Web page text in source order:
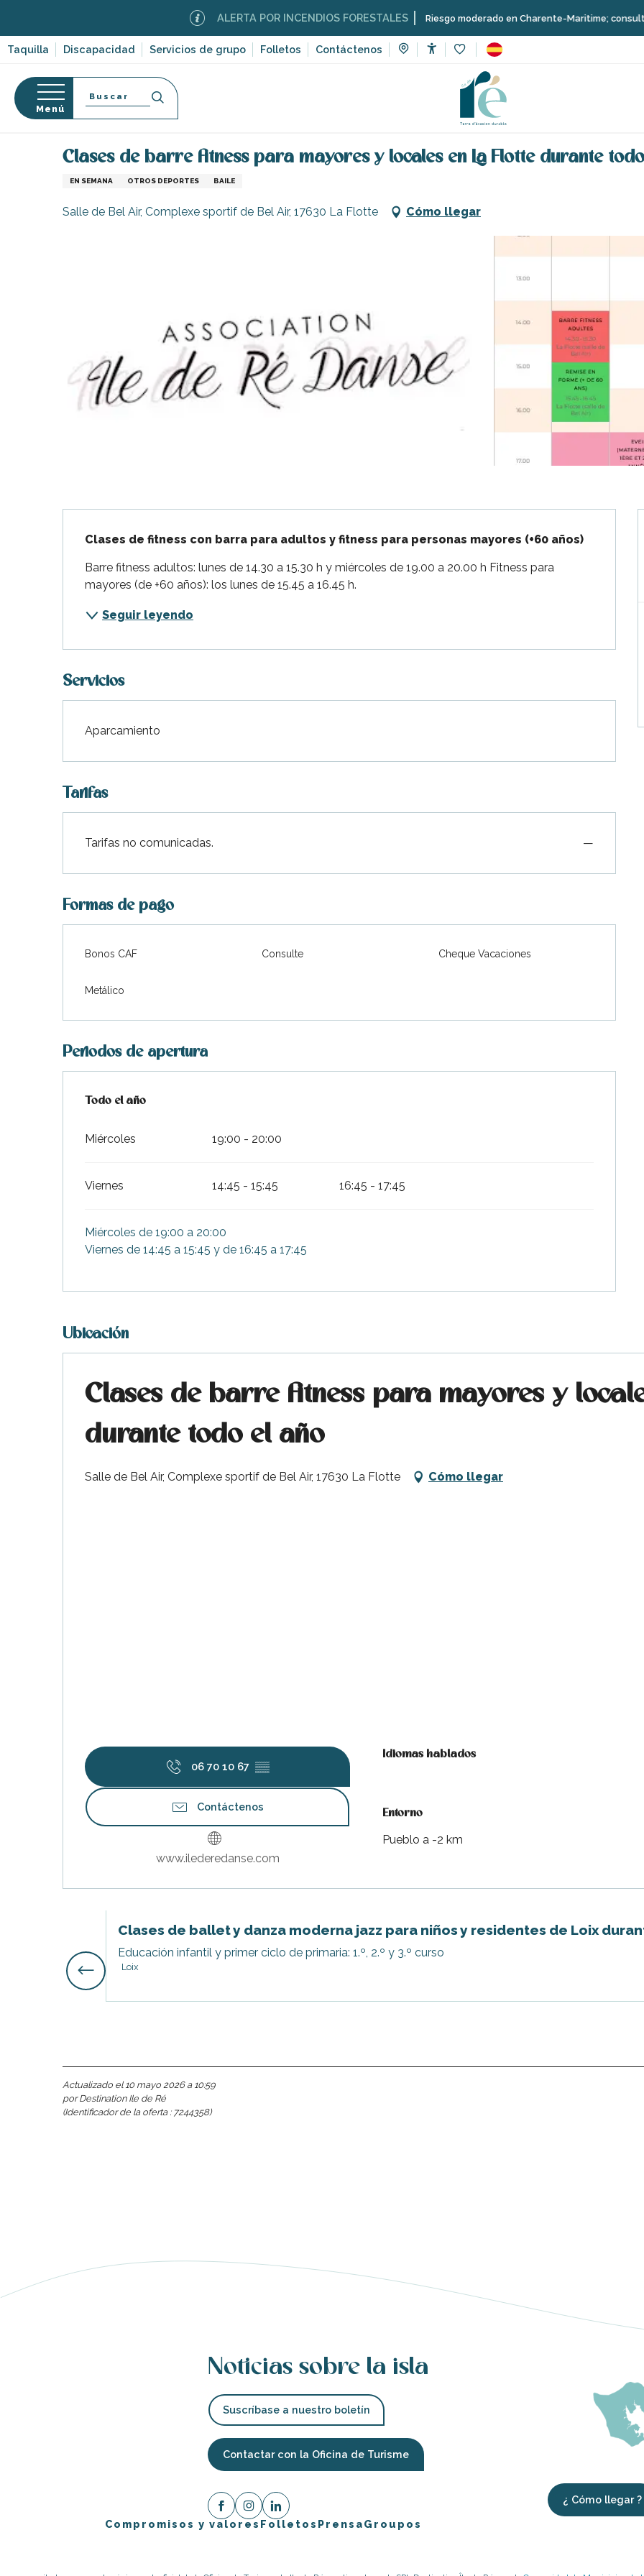
contenu
principal
Taquilla Discapacidad Servicios de grupo Folletos Contáctenos
ALERTA POR INCENDIOS FORESTALES Riesgo moderado en Charente-Maritime; consulta aquí
Menú
Buscar
Página Web Clases de barre fitness para mayores y locales en La Flotte
Clases de barre fitness para mayores y locales en La Flotte durante
EN SEMANA OTROS DEPORTES BAILE
Salle de Bel Air, Complexe sportif de Bel Air, 17630 La Flotte Cómo llegar
Clases de fitness con barra para adultos y fitness para personas mayores (+60 años)
Barre fitness adultos: lunes de 14.30 a 15.30 h y miércoles de 19.00 a 20.00 h Fitness para
mayores (de +60 años): los lunes de 15.45 a 16.45 h.
Seguir leyendo
Servicios
Aparcamiento
Tarifas
Tarifas no comunicadas. —
Formas de pago
Bonos CAF Consulte Cheque Vacaciones
Metálico
Periodos de apertura
Todo el año
Todo el año
Miércoles 19:00 - 20:00
Viernes 14:45 - 15:45 16:45 - 17:45
Miércoles de 19:00 a 20:00
Viernes de 14:45 a 15:45 y de 16:45 a 17:45
Ubicación
Clases de barre fitness para mayores y
durante todo el año
Salle de Bel Air, Complexe sportif de Bel Air, 17630 La Flotte Cómo llegar
06 70 10 67▒▒
Contáctenos
www.ilederedanse.com
Idiomas hablados
Idiomas hablados
Entorno
Entorno
Pueblo a -2 km
Clases de ballet y danza moderna jazz para niños y residentes de Loix
Educación infantil y primer ciclo de primaria: 1.º, 2.º y 3.º curso
Loix
Actualizado el 10 mayo 2026 a 10:59
por Destination Ile de Ré
(Identificador de la oferta : 7244358)
Noticias sobre la isla
Suscríbase a nuestro boletín
Contactar con la Oficina de Turisme
Compromisos y valores Folletos PrensaGroupos
¿ Cómo llegar ?